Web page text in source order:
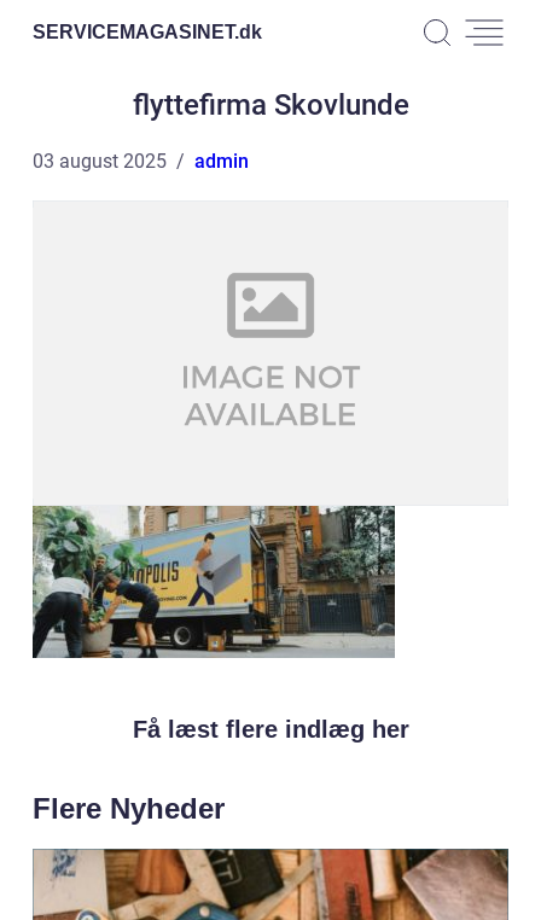
SERVICEMAGASINET.dk
flyttefirma Skovlunde
03 august 2025 admin
Få læst flere indlæg her
Flere Nyheder